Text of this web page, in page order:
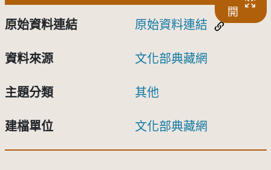
開
原始資料連結 原始資料連結
資料來源 文化部典藏網
主題分類 其他
建檔單位 文化部典藏網